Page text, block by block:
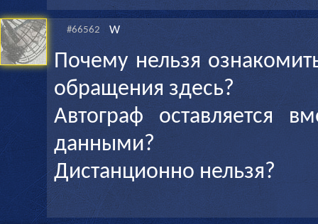
#66562 W
Почему нельзя
обращения здесь?
Автограф оставляется
данными?
Дистанционно нельзя?